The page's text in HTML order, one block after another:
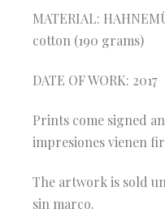
MATERIAL:
cotton (190 grams)
DATE OF WORK: 2017
Prints come signed
impresiones vienen
The artwork is sold
sin marco.